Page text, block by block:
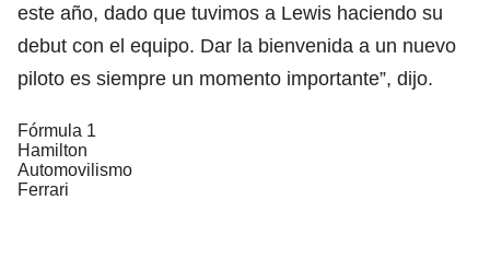
este año, dado que tuvimos a Lewis haciendo su
debut con el equipo. Dar la bienvenida a un nuevo
piloto es siempre un momento importante”, dijo.
Fórmula 1
Hamilton
Automovilismo
Ferrari